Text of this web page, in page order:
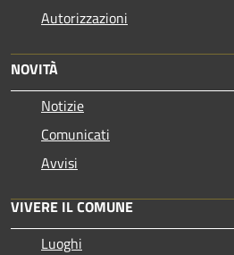
Autorizzazioni
NOVITÀ
Notizie
Comunicati
Avvisi
VIVERE IL COMUNE
Luoghi